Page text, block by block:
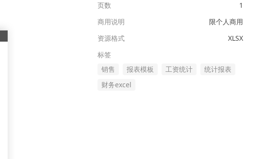
页数
1
商用说明
限个人商用
资源格式
XLSX
标签
销售
报表模板 工资统计
统计报表
财务excel